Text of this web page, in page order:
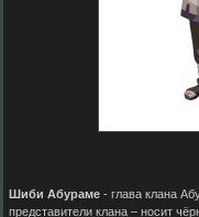
Шиби Абураме - глава клана
представители клана – носит